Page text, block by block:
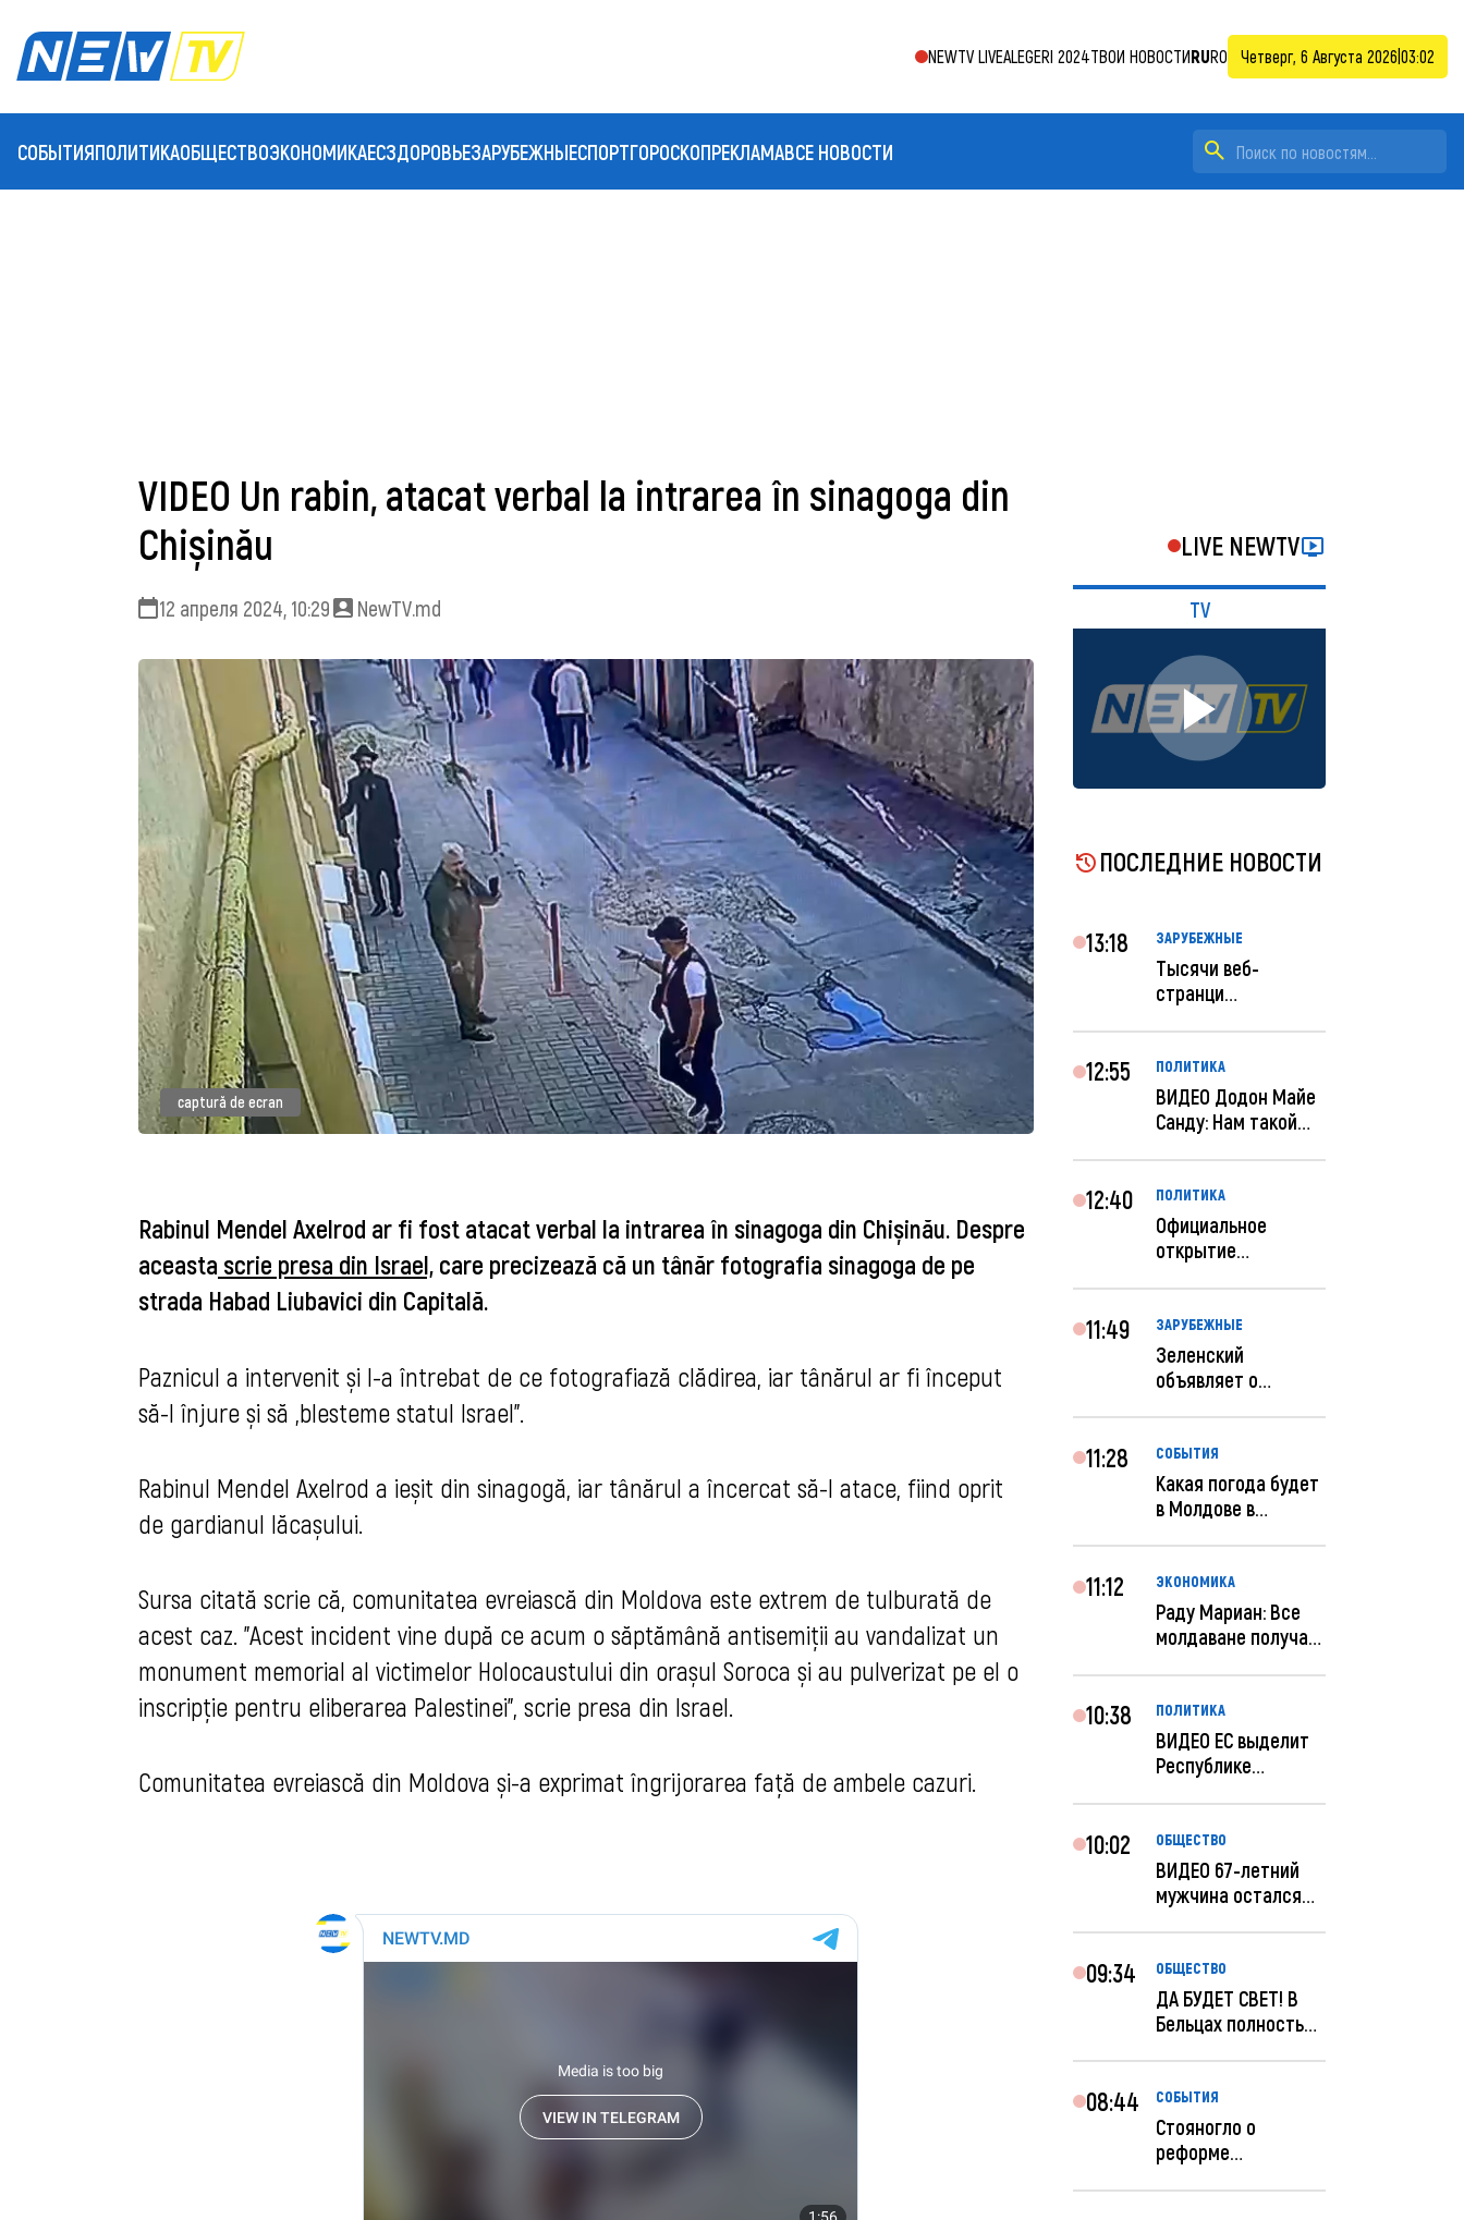
NEWTV LIVEALEGERI 2024ТВОИ НОВОСТИRURO Четверг, 6 Августа 2026 03:02
СОБЫТИЯПОЛИТИКАОБЩЕСТВОЭКОНОМИКАЕСЗДОРОВЬЕЗАРУБЕЖНЫЕСПОРТГОРОСКОПРЕКЛАМАВСЕ НОВОСТИ
VIDEO Un rabin, atacat verbal la intrarea în sinagoga din
Chișinău
12 апреля 2024, 10:29 NewTV.md
captură de ecran
Rabinul Mendel Axelrod ar fi fost atacat verbal la intrarea în sinagoga din Chișinău. Despre
aceasta scrie presa din Israel, care precizează că un tânăr fotografia sinagoga de pe
strada Habad Liubavici din Capitală.
Paznicul a intervenit și l-a întrebat de ce fotografiază clădirea, iar tânărul ar fi început
să-l înjure și să „blesteme statul Israel”.
Rabinul Mendel Axelrod a ieșit din sinagogă, iar tânărul a încercat să-l atace, fiind oprit
de gardianul lăcașului.
Sursa citată scrie că, comunitatea evreiască din Moldova este extrem de tulburată de
acest caz. ”Acest incident vine după ce acum o săptămână antisemiții au vandalizat un
monument memorial al victimelor Holocaustului din orașul Soroca și au pulverizat pe el o
inscripție pentru eliberarea Palestinei”, scrie presa din Israel.
Comunitatea evreiască din Moldova și-a exprimat îngrijorarea față de ambele cazuri.
LIVE NEWTV
TV
ПОСЛЕДНИЕ НОВОСТИ
13:18 ЗАРУБЕЖНЫЕ
Тысячи веб-
странци
12:55 ПОЛИТИКА
ВИДЕО Додон Майе
Санду: Нам такой
12:40 ПОЛИТИКА
Официальное
открытие
Кишиневе: и...
11:49 ЗАРУБЕЖНЫЕ
Зеленский
объявляет о
ар...
11:28 СОБЫТИЯ
Какая погода будет
в Молдове в
11:12 ЭКОНОМИКА
Раду Мариан: Все
молдаване получат
10:38 ПОЛИТИКА
ВИДЕО ЕС выделит
Республике
10:02 ОБЩЕСТВО
ВИДЕО 67-летний
мужчина остался
09:34 ОБЩЕСТВО
ДА БУДЕТ СВЕТ! В
Бельцах полностью
08:44 СОБЫТИЯ
Стояногло о
реформе